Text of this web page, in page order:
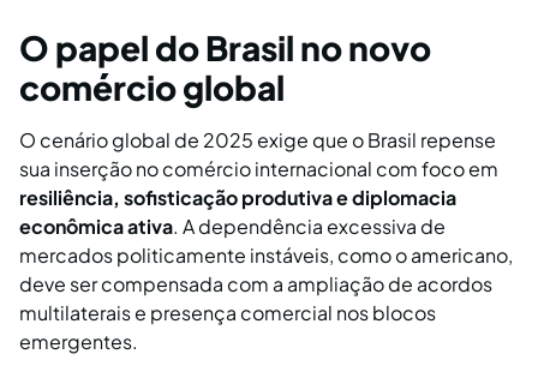
O papel do Brasil no novo
comércio global
O cenário global de 2025 exige que o Brasil repense
sua inserção no comércio internacional com foco em
resiliência, sofisticação produtiva e diplomacia
econômica ativa. A dependência excessiva de
mercados politicamente instáveis, como o americano,
deve ser compensada com a ampliação de acordos
multilaterais e presença comercial nos blocos
emergentes.